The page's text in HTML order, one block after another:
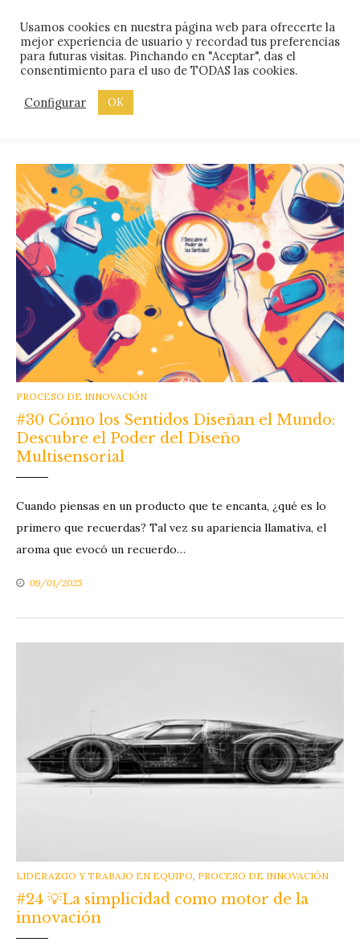
content
Menu
ETIQUETA:INNOVAR
CATEGORIES
PROCESO DE INNOVACIÓN
#30 Cómo los Sentidos Diseñan el Mundo:
Descubre el Poder del Diseño
Multisensorial
Cuando piensas en un producto que te encanta, ¿qué es lo
primero que recuerdas? Tal vez su apariencia llamativa, el
aroma que evocó un recuerdo…
09/01/2025
CATEGORIES
LIDERAZGO Y TRABAJO EN EQUIPO PROCESO DE INNOVACIÓN
#24 💡La simplicidad como motor de la
innovación
Usamos cookies en nuestra página web para ofrecerte la
mejor experiencia de usuario y recordad tus preferencias
para futuras visitas. Pinchando en "Aceptar", das el
consentimiento para el uso de TODAS las cookies.
Configurar OK